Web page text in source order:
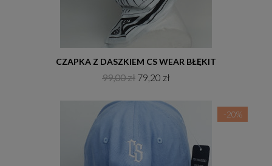
Do koszyka
CZAPKA Z DASZKIEM CS WEAR BŁĘKIT
99,00 zł 79,20 zł
-20%